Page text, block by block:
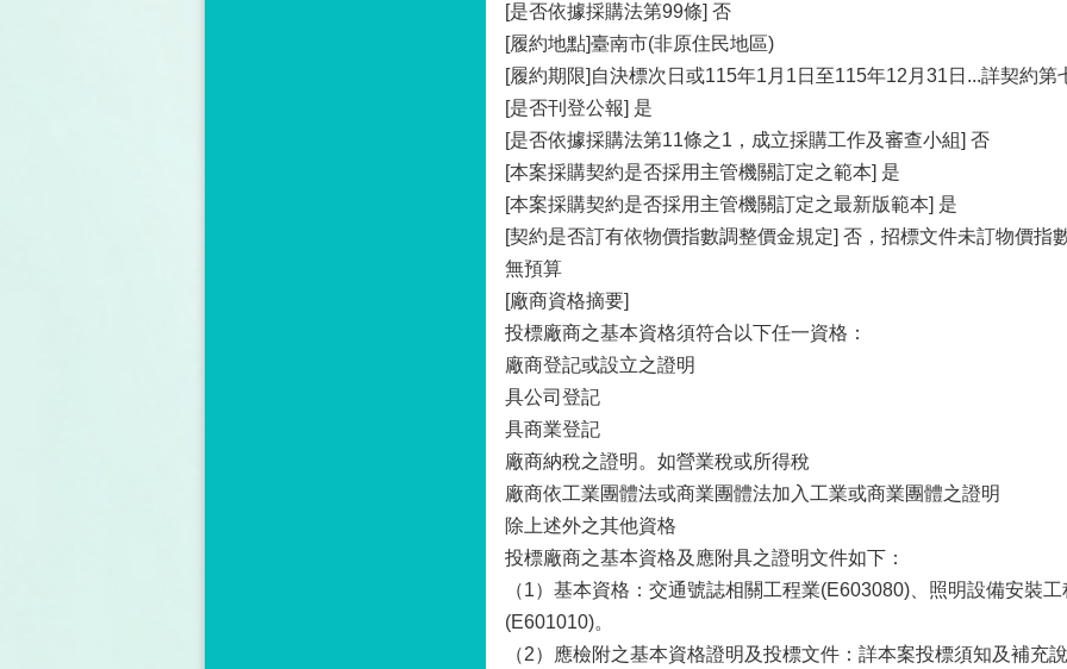
[是否依據採購法第99條] 否
[履約地點]臺南市(非原住民地區)
[履約期限]自決標次日或115年1月1日至115年12月31日...詳契約第
[是否刊登公報] 是
[是否依據採購法第11條之1，成立採購工作及審查小組] 否
[本案採購契約是否採用主管機關訂定之範本] 是
[本案採購契約是否採用主管機關訂定之最新版範本] 是
[契約是否訂有依物價指數調整價金規定] 否，招標文件未訂物價指
無預算
[廠商資格摘要]
投標廠商之基本資格須符合以下任一資格：
廠商登記或設立之證明
具公司登記
具商業登記
廠商納稅之證明。如營業稅或所得稅
廠商依工業團體法或商業團體法加入工業或商業團體之證明
除上述外之其他資格
投標廠商之基本資格及應附具之證明文件如下：
（1）基本資格：交通號誌相關工程業(E603080)、照明設備安裝
(E601010)。
（2）應檢附之基本資格證明及投標文件：詳本案投標須知及補充